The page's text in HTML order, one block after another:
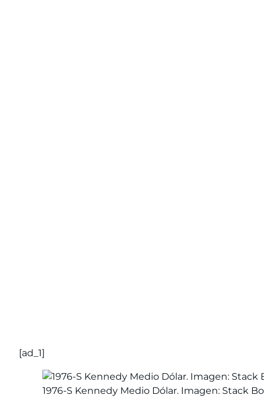
[ad_1]
1976-S Kennedy Medio Dólar. Imagen: Stack